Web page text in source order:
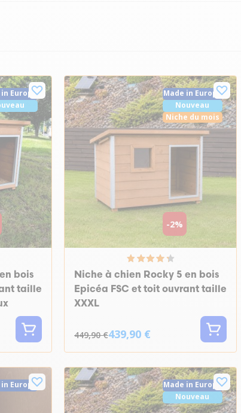
Europe
bois
taille
Made in Europe
Nouveau
Niche du mois
-2%
Niche à chien Rocky 5 en bois
Epicéa FSC et toit ouvrant taille
XXXL
449,90 €439,90 €
Europe
Made in Europe
Nouveau